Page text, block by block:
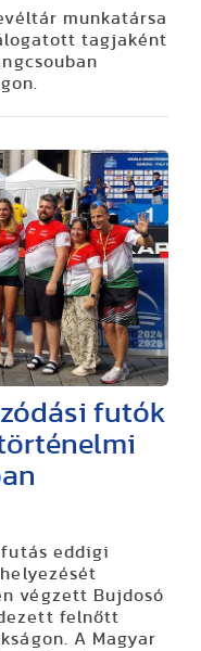
munkatársa
tagjaként
futók
eddigi
végzett Bujdosó
felnőtt
A Magyar